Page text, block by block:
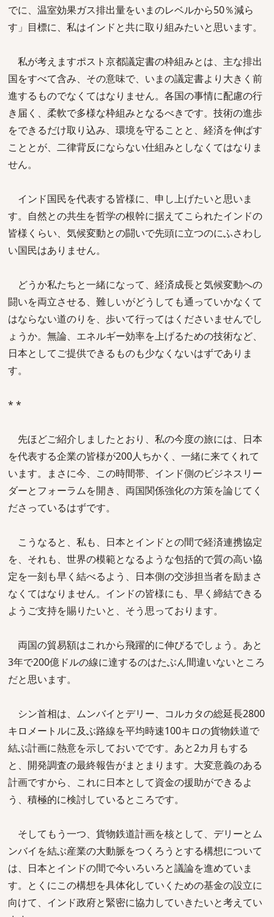
でに、温室効果ガス排出量をいまのレベルから50％減ら
す」目標に、私はインドと共に取り組みたいと思います。
私が考えますポスト京都議定書の枠組みとは、主な排出
国をすべて含み、その意味で、いまの議定書より大きく前
進するものでなくてはなりません。各国の事情に配慮の行
き届く、柔軟で多様な枠組みとなるべきです。技術の進歩
をできるだけ取り込み、環境を守ることと、経済を伸ばす
こととが、二律背反にならない仕組みとしなくてはなりま
せん。
インド国民を代表する皆様に、申し上げたいと思いま
す。自然との共生を哲学の根幹に据えてこられたインドの
皆様くらい、気候変動との闘いで先頭に立つのにふさわし
い国民はありません。
どうか私たちと一緒になって、経済成長と気候変動への
闘いを両立させる、難しいがどうしても通っていかなくて
はならない道のりを、歩いて行ってはくださいませんでし
ょうか。無論、エネルギー効率を上げるための技術など、
日本としてご提供できるものも少なくないはずでありま
す。
* *
先ほどご紹介しましたとおり、私の今度の旅には、日本
を代表する企業の皆様が200人ちかく、一緒に来てくれて
います。まさに今、この時間帯、インド側のビジネスリー
ダーとフォーラムを開き、両国関係強化の方策を論じてく
ださっているはずです。
こうなると、私も、日本とインドとの間で経済連携協定
を、それも、世界の模範となるような包括的で質の高い協
定を一刻も早く結べるよう、日本側の交渉担当者を励まさ
なくてはなりません。インドの皆様にも、早く締結できる
ようご支持を賜りたいと、そう思っております。
両国の貿易額はこれから飛躍的に伸びるでしょう。あと
3年で200億ドルの線に達するのはたぶん間違いないところ
だと思います。
シン首相は、ムンバイとデリー、コルカタの総延長2800
キロメートルに及ぶ路線を平均時速100キロの貨物鉄道で
結ぶ計画に熱意を示しておいでです。あと2カ月もする
と、開発調査の最終報告がまとまります。大変意義のある
計画ですから、これに日本として資金の援助ができるよ
う、積極的に検討しているところです。
そしてもう一つ、貨物鉄道計画を核として、デリーとム
ンバイを結ぶ産業の大動脈をつくろうとする構想について
は、日本とインドの間で今いろいろと議論を進めていま
す。とくにこの構想を具体化していくための基金の設立に
向けて、インド政府と緊密に協力していきたいと考えてい